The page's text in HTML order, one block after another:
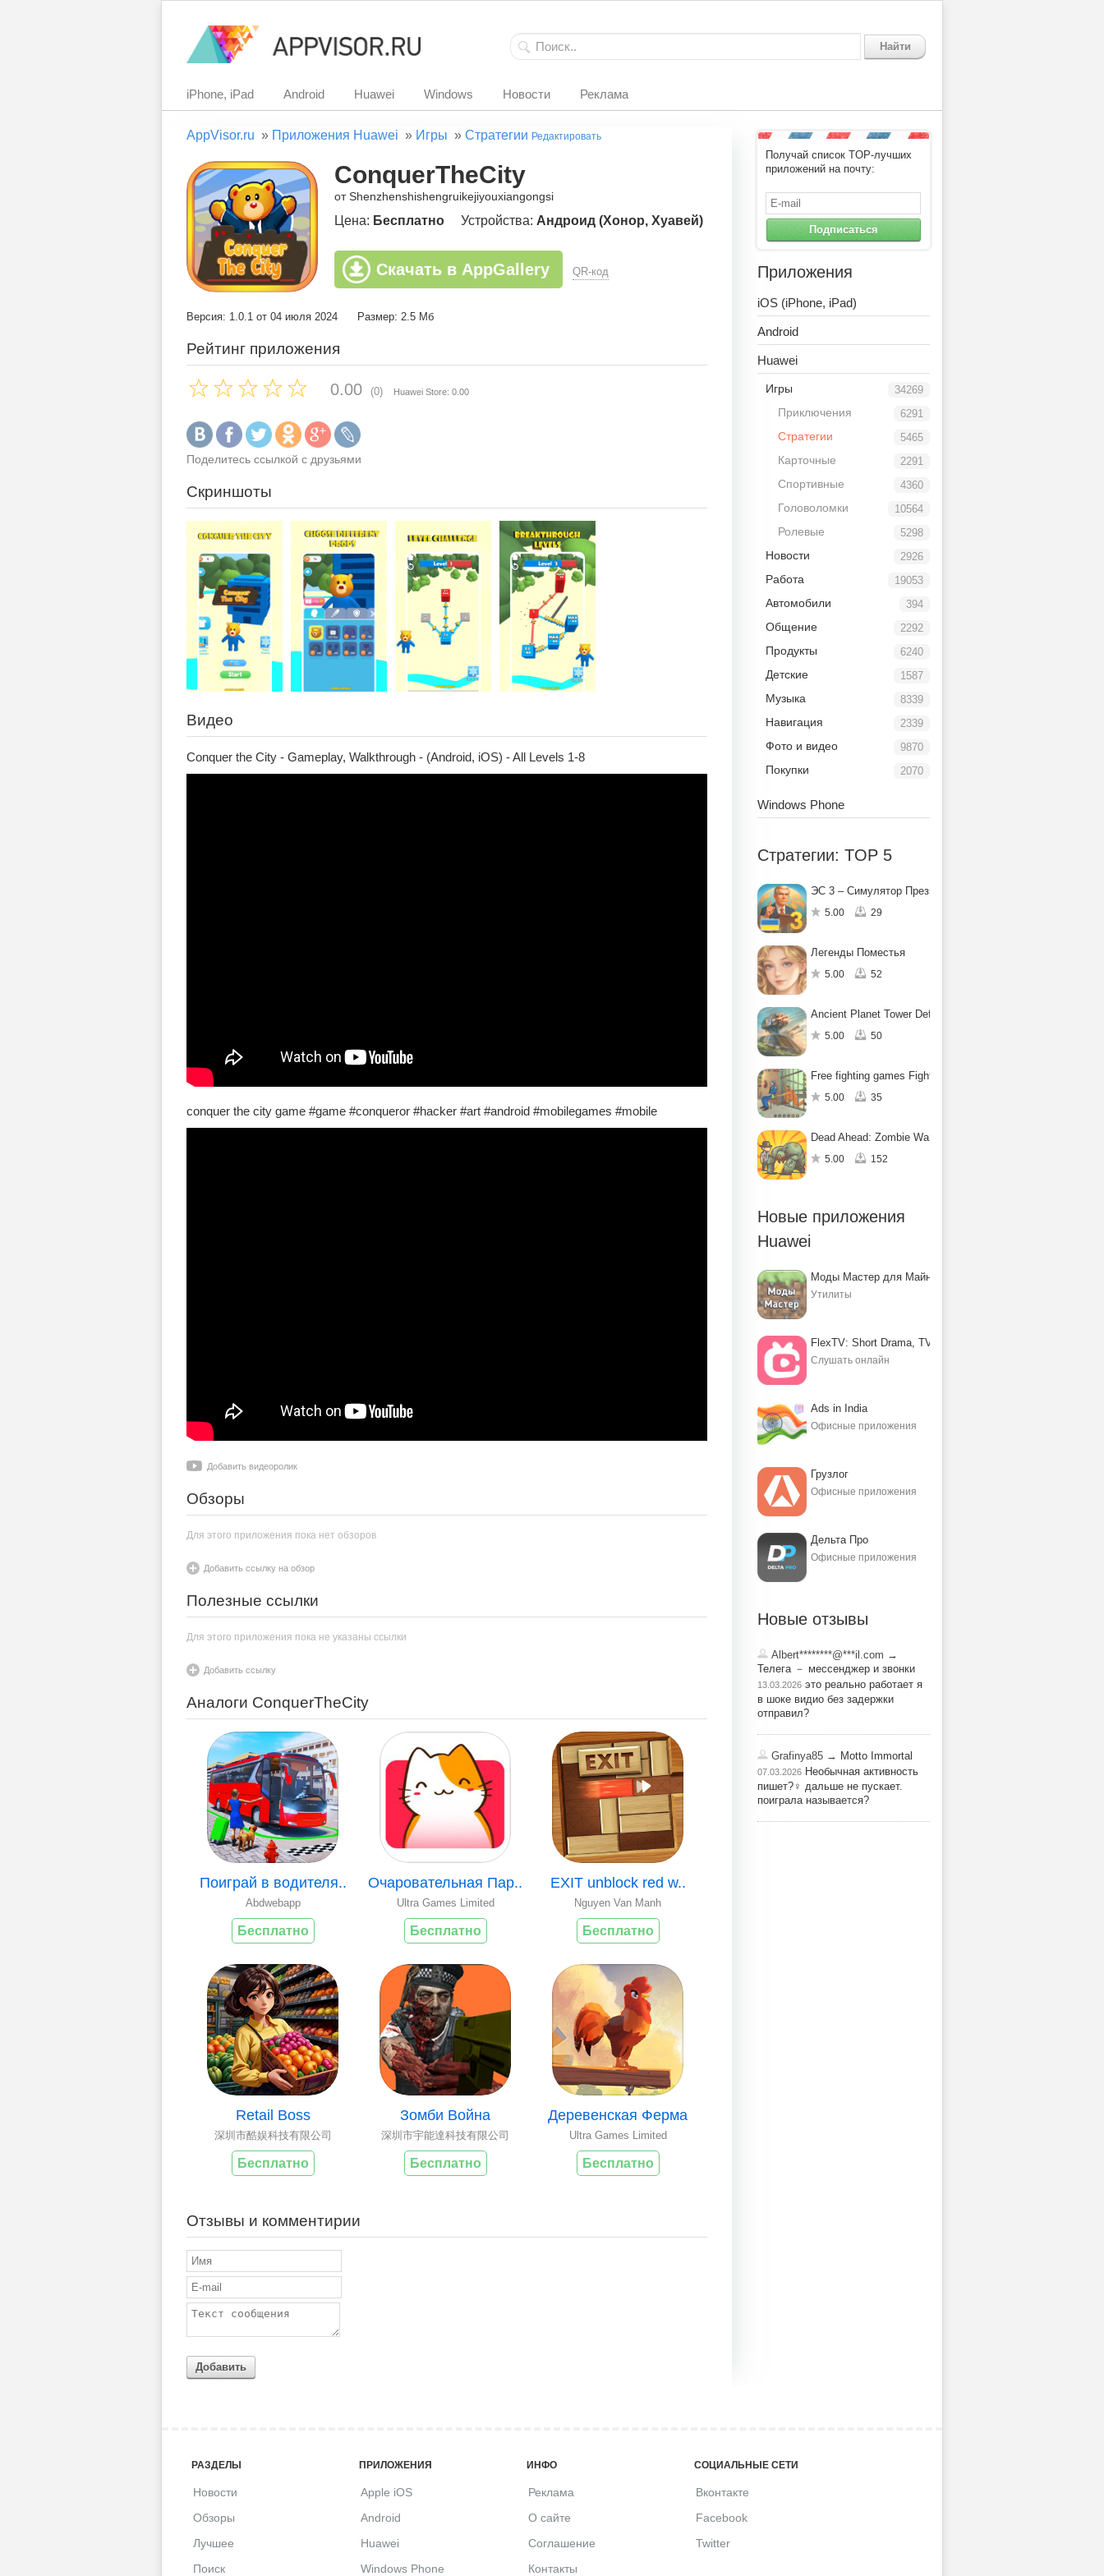
Найти
iPhone, iPad Android Huawei Windows Новости Реклама
AppVisor.ru » Приложения Huawei » Игры » Стратегии Редактировать
ConquerTheCity
от Shenzhenshishengruikejiyouxiangongsi
Цена: Бесплатно Устройства: Андроид (Хонор, Хуавей)
Скачать в AppGallery QR-код
Версия: 1.0.1 от 04 июля 2024 Размер: 2.5 Мб
Рейтинг приложения
0.00 (0) Huawei Store: 0.00
Поделитесь ссылкой с друзьями
Скриншоты
Видео
Conquer the City - Gameplay, Walkthrough - (Android, iOS) - All Levels 1-8
conquer the city game #game #conqueror #hacker #art #android #mobilegames #mobile
Добавить видеоролик
Обзоры
Для этого приложения пока нет обзоров
Добавить ссылку на обзор
Полезные ссылки
Для этого приложения пока не указаны ссылки
Добавить ссылку
Аналоги ConquerTheCity
Поиграй в водителя..
Abdwebapp
Бесплатно
Очаровательная Пар..
Ultra Games Limited
Бесплатно
EXIT unblock red w..
Nguyen Van Manh
Бесплатно
Retail Boss
深圳市酷娱科技有限公司
Бесплатно
Зомби Война
深圳市宇能達科技有限公司
Бесплатно
Деревенская Ферма
Ultra Games Limited
Бесплатно
Отзывы и комментирии
Добавить
Получай список TOP-лучших
приложений на почту:
Подписаться
Приложения
iOS (iPhone, iPad)
Android
Huawei
34269
Игры
6291
Приключения
5465
Стратегии
2291
Карточные
4360
Спортивные
10564
Головоломки
5298
Ролевые
2926
Новости
19053
Работа
394
Автомобили
2292
Общение
6240
Продукты
1587
Детские
8339
Музыка
2339
Навигация
9870
Фото и видео
2070
Покупки
Windows Phone
Стратегии: TOP 5
ЭС 3 – Симулятор Президента
5.00 29
Легенды Поместья
5.00 52
Ancient Planet Tower Defense
5.00 50
Free fighting games Fight for Freedom
5.00 35
Dead Ahead: Zombie Warfare
5.00 152
Новые приложения
Huawei
Моды Мастер для Майнкрафт ПЕ
Утилиты
FlexTV: Short Drama, TV, Reels
Слушать онлайн
Ads in India
Офисные приложения
Грузлог
Офисные приложения
Дельта Про
Офисные приложения
Новые отзывы
Albert********@***il.com →
Телега － мессенджер и звонки
13.03.2026 это реально работает я
в шоке видио без задержки
отправил?
Grafinya85 → Motto Immortal
07.03.2026 Необычная активность
пишет?‍♀️ дальше не пускает.
поиграла называется?
РАЗДЕЛЫ
Новости
Обзоры
Лучшее
Поиск
ПРИЛОЖЕНИЯ
Apple iOS
Android
Huawei
Windows Phone
ИНФО
Реклама
О сайте
Соглашение
Контакты
СОЦИАЛЬНЫЕ СЕТИ
Вконтакте
Facebook
Twitter